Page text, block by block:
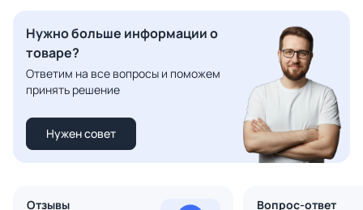
Нужно больше информации о
товаре?
Ответим на все вопросы и поможем
принять решение
Нужен совет
Отзывы Вопрос-ответ